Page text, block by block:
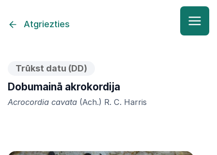
Atgriezties
Trūkst datu (DD)
Dobumainā akrokordija
Acrocordia cavata (Ach.) R. C. Harris